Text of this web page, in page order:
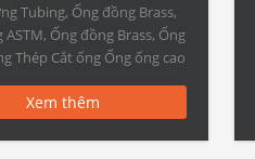
Tubing, Ống đồng Brass,
ASTM, Ống đồng Brass, Ống
Thép Cắt ống Ống ống cao
C10400, C10500,
C10910, C10920,
C11300, C11400, […]
Xem thêm